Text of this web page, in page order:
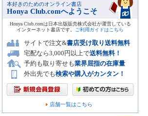
本好きのためのオンライン書店
Honya Club.comへようこそ
Honya Club.comは日本出版販売株式会社が運営している
インターネット書店です。
ご利用ガイドはこちら
サイトで注文&書店受け取り送料無料
宅配なら3,000円以上で送料無料！
予約も取り寄せも業界屈指の在庫量
外出先でも検索や購入がカンタン！
店舗一覧はこちら